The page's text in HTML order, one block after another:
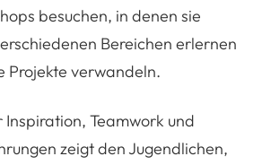
besuchen, in denen sie
Bereichen erlernen
Projekte verwandeln.
Inspiration, Teamwork und
zeigt den Jugendlichen,